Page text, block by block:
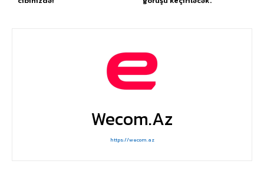
Wecom.az
https://wecom.az